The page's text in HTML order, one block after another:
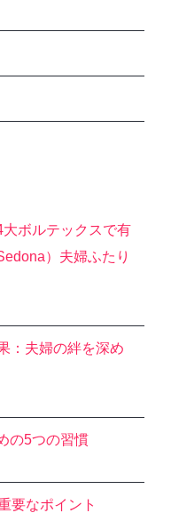
ボルテックスで有
）夫婦ふたり
：夫婦の絆を深め
の5つの習慣
要なポイント